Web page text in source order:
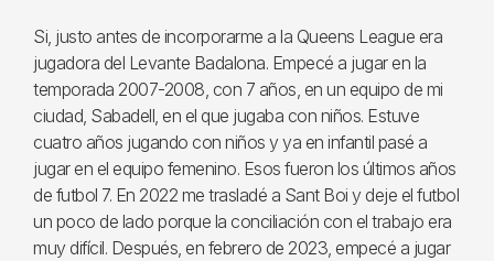
Si, justo antes de incorporarme a la Queens League era
jugadora del Levante Badalona. Empecé a jugar en la
temporada 2007-2008, con 7 años, en un equipo de mi
ciudad, Sabadell, en el que jugaba con niños. Estuve
cuatro años jugando con niños y ya en infantil pasé a
jugar en el equipo femenino. Esos fueron los últimos años
de futbol 7. En 2022 me trasladé a Sant Boi y deje el futbol
un poco de lado porque la conciliación con el trabajo era
muy difícil. Después, en febrero de 2023, empecé a jugar